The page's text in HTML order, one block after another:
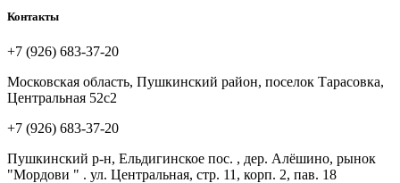
Контакты
+7 (926) 683-37-20
Московская область, Пушкинский район, поселок Тарасовка,
Центральная 52с2
+7 (926) 683-37-20
Пушкинский р-н, Ельдигинское пос. , дер. Алёшино, рынок
"Мордови " . ул. Центральная, стр. 11, корп. 2, пав. 18